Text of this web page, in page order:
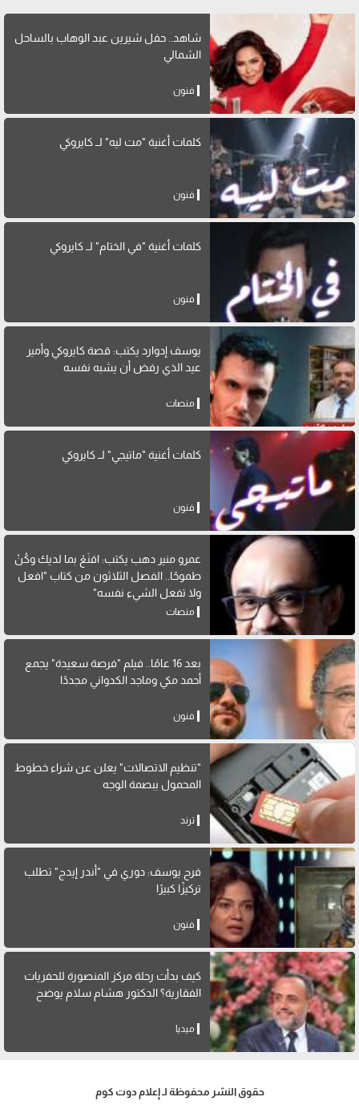
شاهد.. حفل شيرين عبد الوهاب بالساحل
الشمالي
فنون
كلمات أغنية "مت ليه" لــ كايروكي
فنون
كلمات أغنية "في الختام" لــ كايروكي
فنون
يوسف إدوارد يكتب: قصة كايروكي وأمير
عيد الذي رفض أن يشبه نفسه
منصات
كلمات أغنية "ماتيجي" لــ كايروكي
فنون
عمرو منير دهب يكتب: اقنَعْ بما لديك وكُنْ
طموحًا.. الفصل الثلاثون من كتاب "افعل
ولا تفعل الشيء نفسه"
منصات
بعد 16 عامًا.. فيلم "فرصة سعيدة" يجمع
أحمد مكي وماجد الكدواني مجددًا
فنون
"تنظيم الاتصالات" يعلن عن شراء خطوط
المحمول ببصمة الوجه
ترند
فرح يوسف: دوري في "أندر إيدج" تطلب
تركيزًا كبيرًا
فنون
كيف بدأت رحلة مركز المنصورة للحفريات
الفقارية؟ الدكتور هشام سلام يوضح
ميديا
حقوق النشر محفوظة لـ إعلام دوت كوم